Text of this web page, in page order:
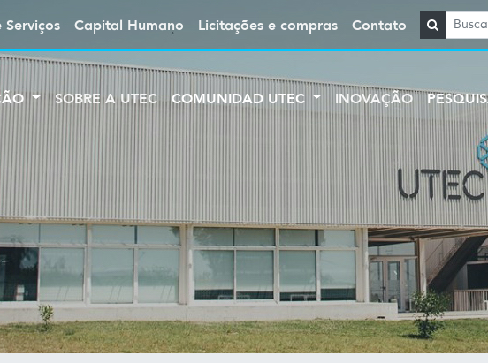
Capital Humano Licitações e compras Contato
SOBRE A UTEC COMUNIDAD UTEC INOVAÇÃO